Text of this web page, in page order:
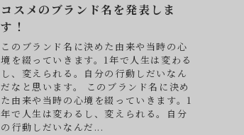
コスメのブランド名を発表しま
す！
このブランド名に決めた由来や当時の心
境を綴っていきます。1年で人生は変わる
し、変えられる。自分の行動しだいなん
だなと思います。 このブランド名に決め
た由来や当時の心境を綴っていきます。1
年で人生は変わるし、変えられる。自分
の行動しだいなんだ...